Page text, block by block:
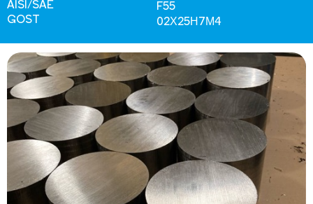
AISI/SAE
F55
GOST
02Х25Н7М4